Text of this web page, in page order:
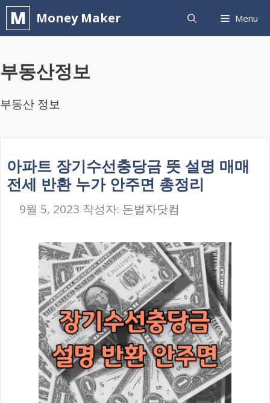
컨
텐
로
건
너
Money Maker Menu
부동산정보
부동산 정보
아파트 장기수선충당금 뜻 설명 매매
전세 반환 누가 안주면 총정리
9월 5, 2023 작성자: 돈벌자닷컴